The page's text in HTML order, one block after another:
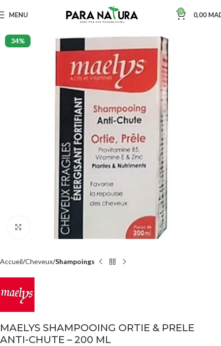
MENU 0 0,00
34%
Accueil Cheveux Shampoings
MAELYS SHAMPOOING ORTIE & PRELE
ANTI-CHUTE – 200 ML